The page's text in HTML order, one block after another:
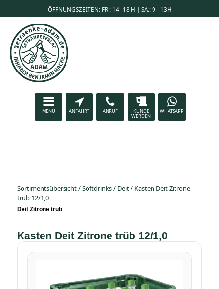
ÖFFNUNGSZEITEN: FR.: 14 -18 H | SA.: 9 - 13H
MENÜ ANFAHRT ANRUF KUNDE
WERDEN
WHATSAPP
Sortimentsübersicht/Softdrinks/ Deit/ Kasten Deit Zitrone
trüb 12/1,0
Deit Zitrone trüb
Kasten Deit Zitrone trüb 12/1,0